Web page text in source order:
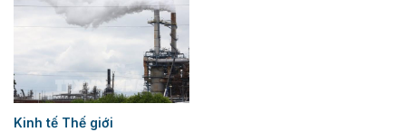
Kinh tế Thế giới